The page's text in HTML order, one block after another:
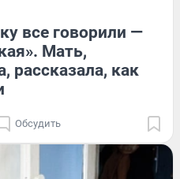
все говорили —
Мать,
рассказала, как
Обсудить